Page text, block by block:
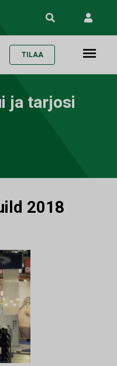
TILAA
ja tarjosi
2018